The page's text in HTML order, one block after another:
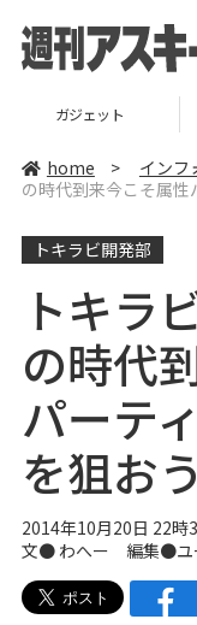
ガジェット
home > インフ
の時代到来今こそ属性
トキラビ開発部
トキラ
の時代
パーテ
を狙お
2014年10月20日 22時
文● わへー 編集●